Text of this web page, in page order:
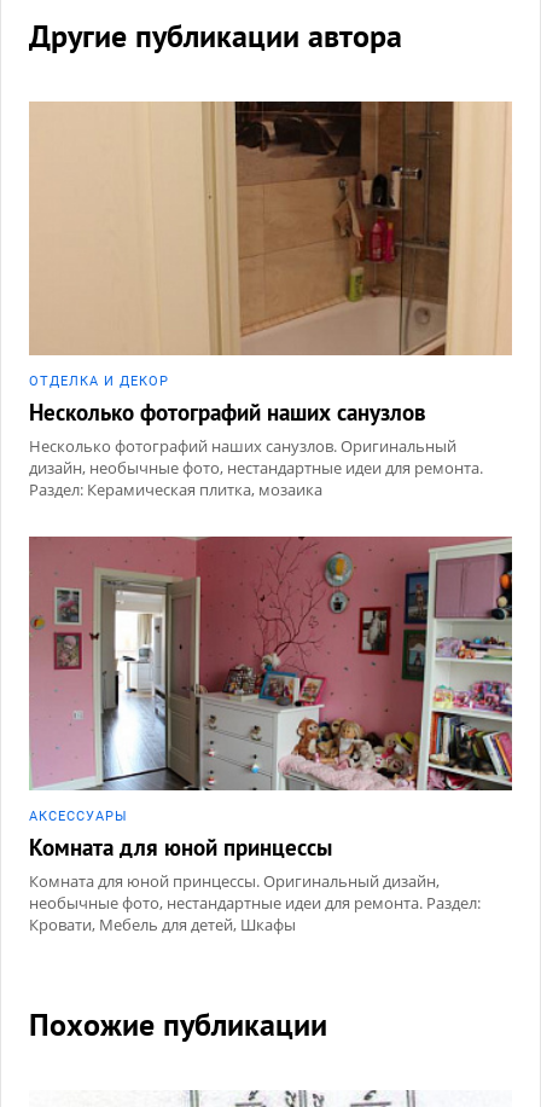
Другие публикации автора
ОТДЕЛКА И ДЕКОР
Несколько фотографий наших санузлов
Несколько фотографий наших санузлов. Оригинальный
дизайн, необычные фото, нестандартные идеи для ремонта.
Раздел: Керамическая плитка, мозаика
АКCЕССУАРЫ
Комната для юной принцессы
Комната для юной принцессы. Оригинальный дизайн,
необычные фото, нестандартные идеи для ремонта. Раздел:
Кровати, Мебель для детей, Шкафы
Похожие публикации